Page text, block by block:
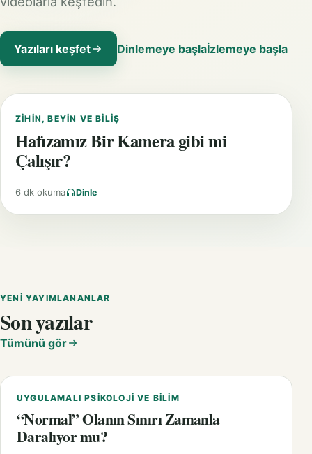
Yazıları keşfet Dinlemeye başlaİzlemeye başla
ZIHIN, BEYIN VE BILIŞ
Hafızamız Bir Kamera gibi mi
Çalışır?
6 dk okuma Dinle
YENI YAYIMLANANLAR
Son yazılar
Tümünü gör
UYGULAMALI PSIKOLOJI VE BILIM
“Normal” Olanın Sınırı Zamanla
Daralıyor mu?